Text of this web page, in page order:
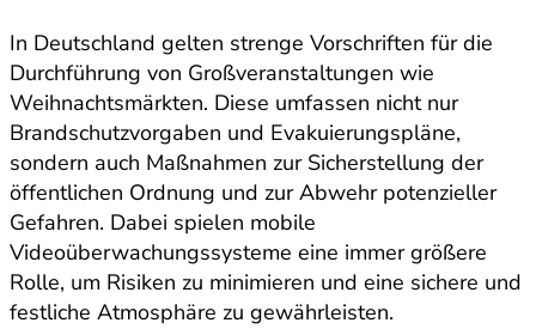
In Deutschland gelten strenge Vorschriften für die
Durchführung von Großveranstaltungen wie
Weihnachtsmärkten. Diese umfassen nicht nur
Brandschutzvorgaben und Evakuierungspläne,
sondern auch Maßnahmen zur Sicherstellung der
öffentlichen Ordnung und zur Abwehr potenzieller
Gefahren. Dabei spielen mobile
Videoüberwachungssysteme eine immer größere
Rolle, um Risiken zu minimieren und eine sichere und
festliche Atmosphäre zu gewährleisten.